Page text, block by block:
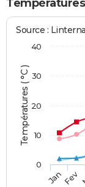
Températures ( °C )
Source :
JanFev
0
10
20
30
40